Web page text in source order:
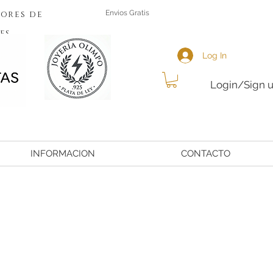
de
Envios Gratis
Login/Sign
Log In
INFORMACION CONTACTO